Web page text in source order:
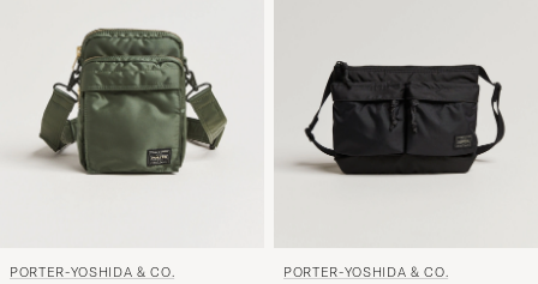
PORTER-YOSHIDA & CO. PORTER-YOSHIDA & CO.